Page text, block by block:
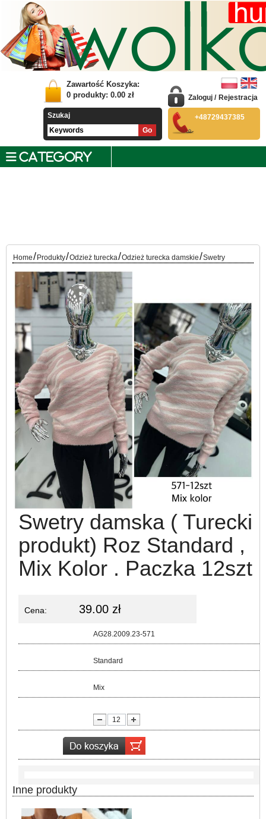
Zawartość Koszyka:
0 produkty: 0.00 zł
Szukaj
Zaloguj / Rejestracja
+48729437385
CATEGORY
Home/ Produkty/Odzież turecka/Odzież turecka damskie/Swetry
Swetry damska ( Turecki
produkt) Roz Standard ,
Mix Kolor . Paczka 12szt
Cena: 39.00 zł
AG28.2009.23-571
Standard
Mix
Inne produkty